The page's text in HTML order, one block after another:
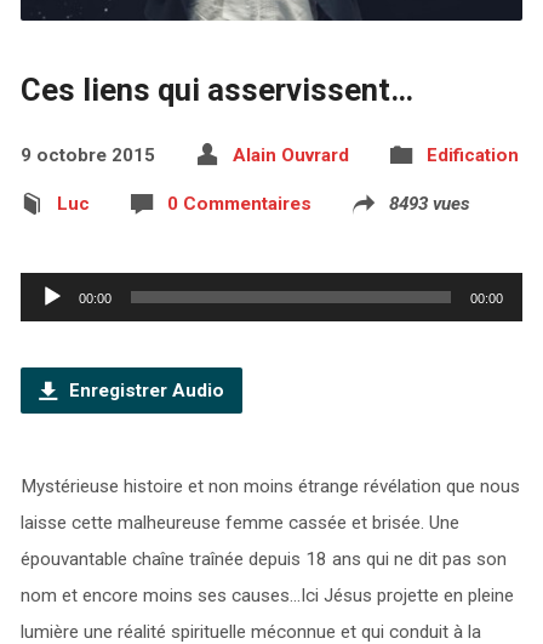
Ces liens qui asservissent…
9 octobre 2015 Alain Ouvrard Edification
Luc 0 Commentaires 8493 vues
Lecteur
audio
00:00 00:00
Enregistrer Audio
Mystérieuse histoire et non moins étrange révélation que nous
laisse cette malheureuse femme cassée et brisée. Une
épouvantable chaîne traînée depuis 18 ans qui ne dit pas son
nom et encore moins ses causes…Ici Jésus projette en pleine
lumière une réalité spirituelle méconnue et qui conduit à la